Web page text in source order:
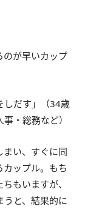
のが早いカップ
しだす」（34歳
・総務など）
い、すぐに同
ップル。もち
もいますが、
うと、結果的に